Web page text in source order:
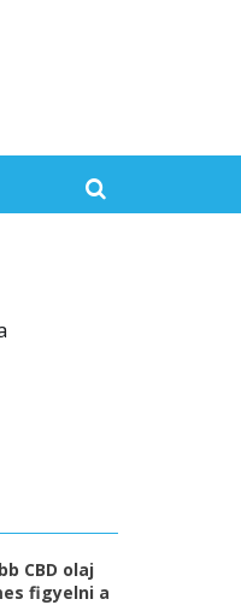
CBD olaj
figyelni a